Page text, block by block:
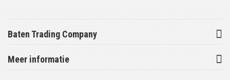
Baten Trading Company
Meer informatie